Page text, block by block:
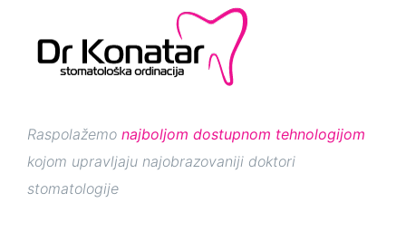
Raspolažemo najboljom dostupnom tehnologijom
kojom upravljaju najobrazovaniji doktori
stomatologije